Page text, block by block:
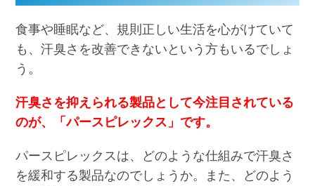
食事や睡眠など、規則正しい生活を心がけていて
も、汗臭さを改善できないという方もいるでしょ
う。
汗臭さを抑えられる製品として今注目されている
のが、「パースピレックス」です。
パースピレックスは、どのような仕組みで汗臭さ
を緩和する製品なのでしょうか。また、どのよう